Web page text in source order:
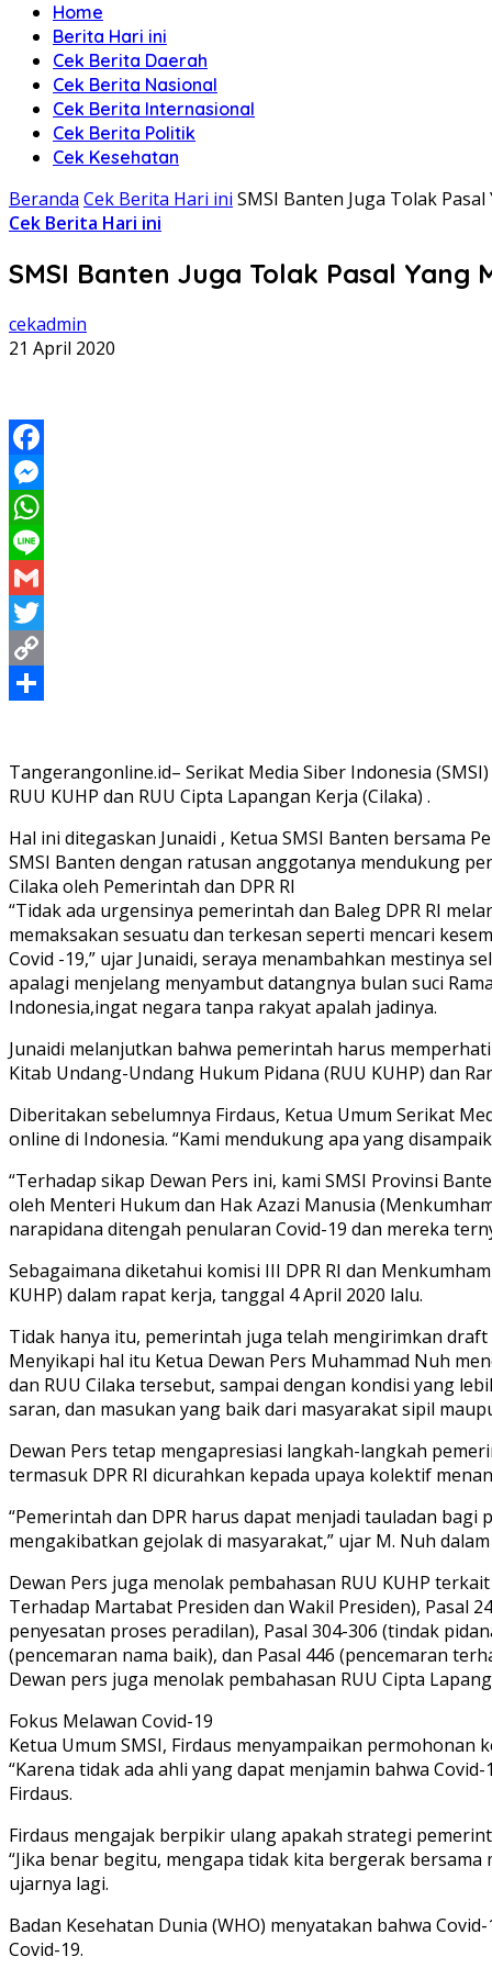
Home
Berita Hari ini
Cek Berita Daerah
Cek Berita Nasional
Cek Berita Internasional
Cek Berita Politik
Cek Kesehatan
Beranda Cek Berita Hari ini SMSI Banten Juga Tolak
Cek Berita Hari ini
SMSI Banten Juga Tolak Pasal Yang
cekadmin
21 April 2020
Facebook
Messenger
WhatsApp
Line
Gmail
Twitter
Copy
Tangerangonline.id– Serikat Media Siber Indonesia
RUU KUHP dan RUU Cipta Lapangan Kerja (Cilaka) .
Hal ini ditegaskan Junaidi , Ketua SMSI Banten bersama
SMSI Banten dengan ratusan anggotanya mendukung
Cilaka oleh Pemerintah dan DPR RI
“Tidak ada urgensinya pemerintah dan Baleg DPR RI
memaksakan sesuatu dan terkesan seperti mencari
Covid -19,” ujar Junaidi, seraya menambahkan
apalagi menjelang menyambut datangnya bulan suci
Indonesia,ingat negara tanpa rakyat apalah jadinya.
Junaidi melanjutkan bahwa pemerintah harus
Kitab Undang-Undang Hukum Pidana (RUU KUHP) dan
Diberitakan sebelumnya Firdaus, Ketua Umum Serikat
online di Indonesia. “Kami mendukung apa yang
“Terhadap sikap Dewan Pers ini, kami SMSI Provinsi
oleh Menteri Hukum dan Hak Azazi Manusia
narapidana ditengah penularan Covid-19 dan mereka
Sebagaimana diketahui komisi III DPR RI dan
KUHP) dalam rapat kerja, tanggal 4 April 2020 lalu.
Tidak hanya itu, pemerintah juga telah mengirimkan draft
Menyikapi hal itu Ketua Dewan Pers Muhammad Nuh
dan RUU Cilaka tersebut, sampai dengan kondisi yang
saran, dan masukan yang baik dari masyarakat sipil
Dewan Pers tetap mengapresiasi langkah-langkah
termasuk DPR RI dicurahkan kepada upaya kolektif
“Pemerintah dan DPR harus dapat menjadi tauladan
mengakibatkan gejolak di masyarakat,” ujar M. Nuh
Dewan Pers juga menolak pembahasan RUU KUHP
Terhadap Martabat Presiden dan Wakil Presiden), Pasal
penyesatan proses peradilan), Pasal 304-306 (tindak
(pencemaran nama baik), dan Pasal 446 (pencemaran
Dewan pers juga menolak pembahasan RUU Cipta
Fokus Melawan Covid-19
Ketua Umum SMSI, Firdaus menyampaikan permohonan
“Karena tidak ada ahli yang dapat menjamin bahwa
Firdaus.
Firdaus mengajak berpikir ulang apakah strategi
“Jika benar begitu, mengapa tidak kita bergerak
ujarnya lagi.
Badan Kesehatan Dunia (WHO) menyatakan bahwa
Covid-19.